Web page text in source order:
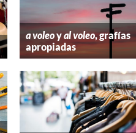
a voleoyal voleo, grafías
apropiadas